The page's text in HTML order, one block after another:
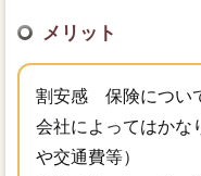
メリット
割安感 保険につい
会社によってはかな
や交通費等）